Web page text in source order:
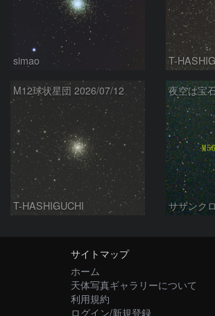
simao T-
M12球状星団 2026/07/12
T-HASHIGUCHI サザンク
サイトマップ
ホーム
天体写真ギャラリーについて
利用規約
ログイン/新規登録